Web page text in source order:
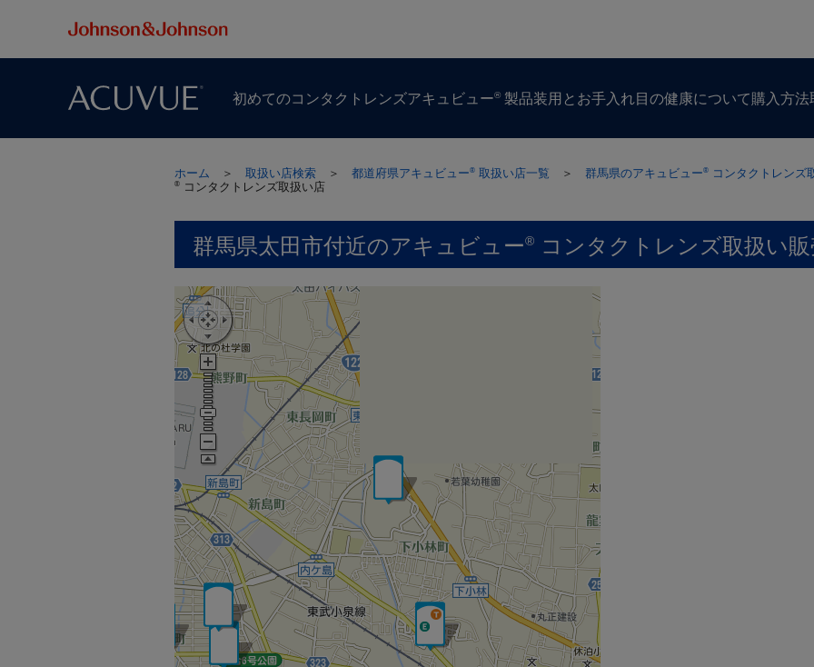
初めての​コンタクトレンズアキュビュー® 製品装用とお手入れ目の​健康に​ついて購入方​法
ホーム ＞ 取扱い店検索 ＞ 都道府県アキュビュー® 取扱い店一覧 ＞ 群馬県のアキュビュー® コンタクトレンズ
® コンタクトレンズ取扱い店
群馬県太田市付近のアキュビュー® コンタクトレンズ取扱い